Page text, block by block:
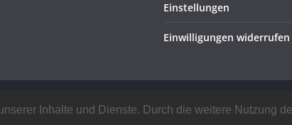
Inhalte und Dienste. Durch die weitere Nutzung
Einstellungen
Einwilligungen widerrufen
. Alle Rechte vorbehalten.